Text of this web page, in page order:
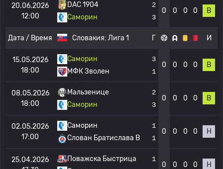
20.06.2026
12:00
DAC 1904
Саморин
2
3
0 0 0 0 В
Дата / Время Словакия: Лига 1 Г И
15.05.2026
18:00
Саморин
МФК Зволен
3
1
0 0 0 0 В
08.05.2026
18:00
Мальзенице
Саморин
2
3
0 0 0 0 В
02.05.2026
17:00
Саморин
Слован Братислава B
1
1
0 0 0 0 Н
25.04.2026
Поважска Быстрица
1
0 0 0 0 Н